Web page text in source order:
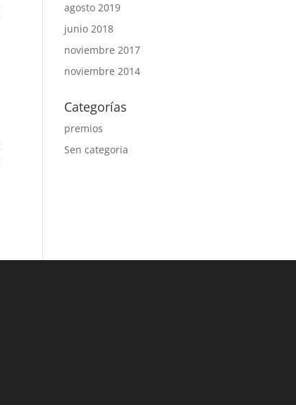
agosto 2019
junio 2018
noviembre 2017
noviembre 2014
Categorías
premios
Sen categoria